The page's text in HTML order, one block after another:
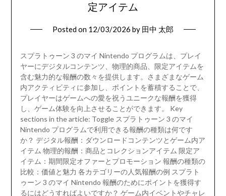
定アイテム
Posted on 12/03/2026 by 田中 太郎
スプラトゥーン 3 のマイ Nintendo プログラムは、プレイ
ヤーにデジタルコンテンツ、物理的商品、限定アイテムを
含む魅力的な報酬の数々を提供します。さまざまなゲーム
内アクティビティに参加し、ポイントを蓄積することで、
プレイヤーはゲームへの愛を祝うユニークな報酬を獲得
し、ゲーム体験を向上させることができます。 Key
sections in the article: Toggle スプラトゥーン 3 のマイ
Nintendo プログラムで利用できる報酬の種類は何です
か？ デジタル報酬：ダウンロードコンテンツとゲーム内ア
イテム 物理的報酬：商品とコレクションアイテム 限定ア
イテム：期間限定オファーとプロモーション 報酬の種類の
比較：価値と魅力 各カテゴリーの人気報酬の例 スプラト
ゥーン 3 のマイ Nintendo 報酬のためにポイントを獲得す
るにはどうすればよいですか？ ゲーム内イベントやチャレ